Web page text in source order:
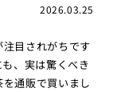
2026.03.25
目されがちです
、実は驚くべき
通販で買いまし